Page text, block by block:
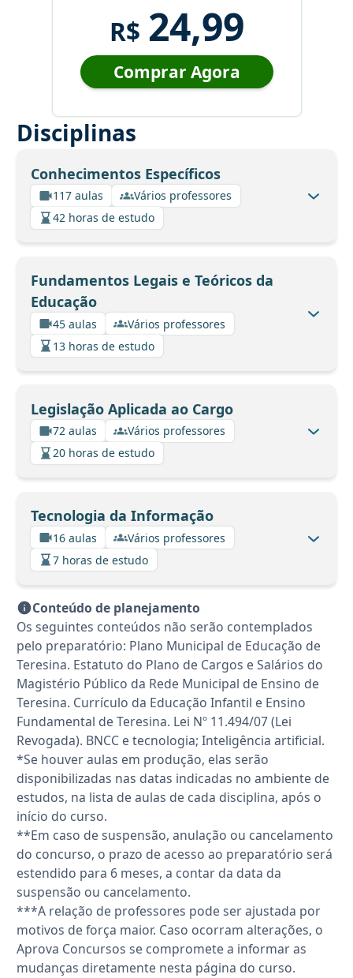
R$ 24,99
Comprar Agora
Disciplinas
Conhecimentos Específicos
117 aulas
Vários professores
42 horas de estudo
Fundamentos Legais e Teóricos da
Educação
45 aulas
Vários professores
13 horas de estudo
Legislação Aplicada ao Cargo
72 aulas
Vários professores
20 horas de estudo
Tecnologia da Informação
16 aulas
Vários professores
7 horas de estudo
Conteúdo de planejamento
Os seguintes conteúdos não serão contemplados
pelo preparatório: Plano Municipal de Educação de
Teresina. Estatuto do Plano de Cargos e Salários do
Magistério Público da Rede Municipal de Ensino de
Teresina. Currículo da Educação Infantil e Ensino
Fundamental de Teresina. Lei Nº 11.494/07 (Lei
Revogada). BNCC e tecnologia; Inteligência artificial.
*Se houver aulas em produção, elas serão
disponibilizadas nas datas indicadas no ambiente de
estudos, na lista de aulas de cada disciplina, após o
início do curso.
**Em caso de suspensão, anulação ou cancelamento
do concurso, o prazo de acesso ao preparatório será
estendido para 6 meses, a contar da data da
suspensão ou cancelamento.
***A relação de professores pode ser ajustada por
motivos de força maior. Caso ocorram alterações, o
Aprova Concursos se compromete a informar as
mudanças diretamente nesta página do curso.